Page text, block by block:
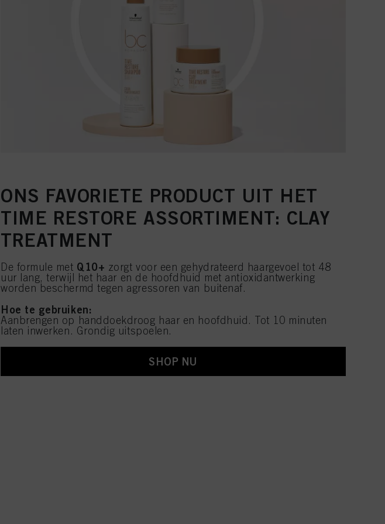
ONS FAVORIETE PRODUCT UIT HET
TIME RESTORE ASSORTIMENT: CLAY
TREATMENT
De formule met Q10+ zorgt voor een gehydrateerd haargevoel tot 48
uur lang, terwijl het haar en de hoofdhuid met antioxidantwerking
worden beschermd tegen agressoren van buitenaf.
Hoe te gebruiken:
Aanbrengen op handdoekdroog haar en hoofdhuid. Tot 10 minuten
laten inwerken. Grondig uitspoelen.
SHOP NU